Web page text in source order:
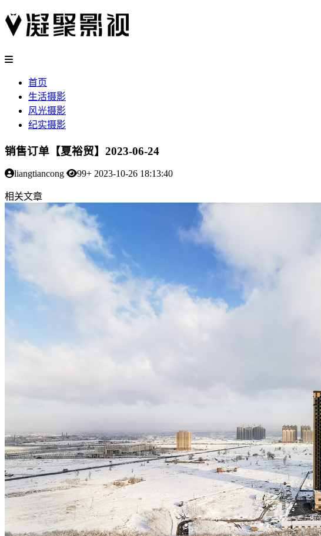
首页
生活摄影
风光摄影
纪实摄影
销售订单【夏裕贸】2023-06-24
liangtiancong 99+ 2023-10-26 18:13:40
相关文章